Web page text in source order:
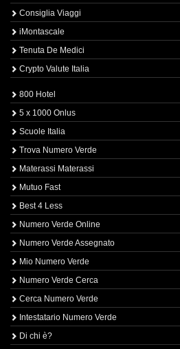
Consiglia Viaggi
iMontascale
Tenuta De Medici
Crypto Valute Italia
800 Hotel
5 x 1000 Onlus
Scuole Italia
Trova Numero Verde
Materassi Materassi
Mutuo Fast
Best 4 Less
Numero Verde Online
Numero Verde Assegnato
Mio Numero Verde
Numero Verde Cerca
Cerca Numero Verde
Intestatario Numero Verde
Di chi è?